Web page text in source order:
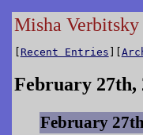
Misha
[ Recent Entries ][
February 27th,
February